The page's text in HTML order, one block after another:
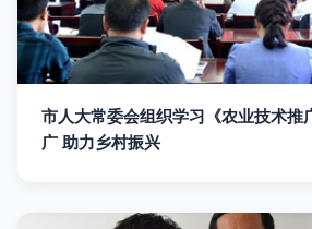
市人大常委会组织学习《农业技术推
广 助力乡村振兴